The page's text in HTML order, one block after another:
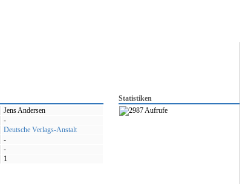
Statistiken
2987 Aufrufe
Jens Andersen
-
Deutsche Verlags-Anstalt
-
-
1